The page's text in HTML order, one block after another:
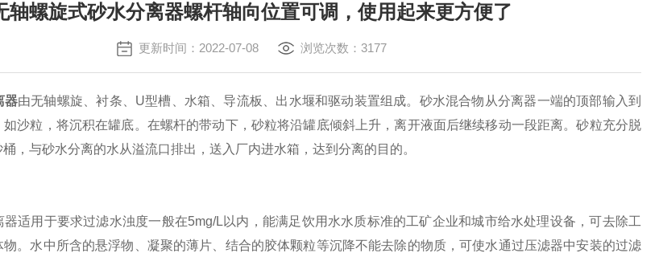
轴螺旋式砂水分离器螺杆轴向位置可调，使用起来更方便了
更新时间：2022-07-08 浏览次数：3177
器由无轴螺旋、衬条、U型槽、水箱、导流板、出水堰和驱动装置组成。砂水混合物从分离器一端的顶部输入到
沙粒，将沉积在罐底。在螺杆的带动下，砂粒将沿罐底倾斜上升，离开液面后继续移动一段距离。砂粒充分脱
，与砂水分离的水从溢流口排出，送入厂内进水箱，达到分离的目的。
用于要求过滤水浊度一般在5mg/L以内，能满足饮用水水质标准的工矿企业和城市给水处理设备，可去除工
。水中所含的悬浮物、凝聚的薄片、结合的胶体颗粒等沉降不能去除的物质，可使水通过压滤器中安装的过滤